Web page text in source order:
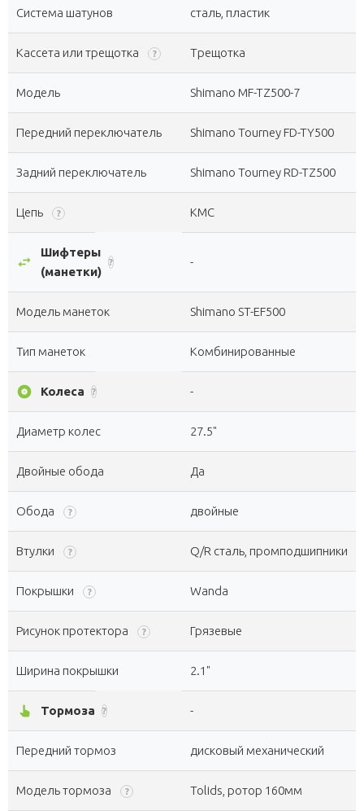
Система шатунов сталь, пластик
Кассета или трещотка ? Трещотка
Модель Shimano MF-TZ500-7
Передний переключатель Shimano Tourney FD-TY500
Задний переключатель Shimano Tourney RD-TZ500
Цепь ? KMC
swap_horiz
Шифтеры
(манетки)
? -
Модель манеток Shimano ST-EF500
Тип манеток Комбинированные
album Колеса ? -
Диаметр колес 27.5"
Двойные обода Да
Обода ? двойные
Втулки ? Q/R сталь, промподшипники
Покрышки ? Wanda
Рисунок протектора ? Грязевые
Ширина покрышки 2.1"
pan_tool_alt Тормоза ? -
Передний тормоз дисковый механический
Модель тормоза ? Tolids, ротор 160мм